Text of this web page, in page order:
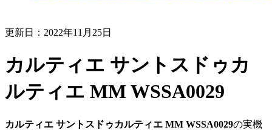
更新日：2022年11月25日
カルティエ サントスドゥカ
ルティエ MM WSSA0029
カルティエ サントスドゥカルティエ MM WSSA0029の実機